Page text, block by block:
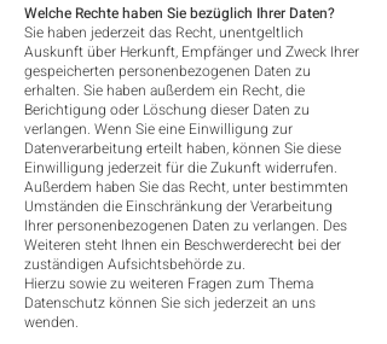
Welche Rechte haben Sie bezüglich Ihrer Daten?
Sie haben jederzeit das Recht, unentgeltlich
Auskunft über Herkunft, Empfänger und Zweck Ihrer
gespeicherten personenbezogenen Daten zu
erhalten. Sie haben außerdem ein Recht, die
Berichtigung oder Löschung dieser Daten zu
verlangen. Wenn Sie eine Einwilligung zur
Datenverarbeitung erteilt haben, können Sie diese
Einwilligung jederzeit für die Zukunft widerrufen.
Außerdem haben Sie das Recht, unter bestimmten
Umständen die Einschränkung der Verarbeitung
Ihrer personenbezogenen Daten zu verlangen. Des
Weiteren steht Ihnen ein Beschwerderecht bei der
zuständigen Aufsichtsbehörde zu.
Hierzu sowie zu weiteren Fragen zum Thema
Datenschutz können Sie sich jederzeit an uns
wenden.